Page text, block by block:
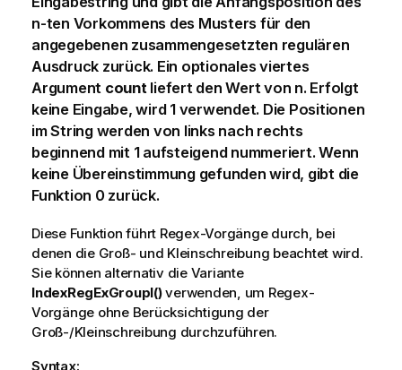
n-ten Vorkommens des Musters für den
angegebenen zusammengesetzten regulären
Ausdruck zurück. Ein optionales viertes
Argument countliefert den Wert von n. Erfolgt
keine Eingabe, wird 1 verwendet. Die Positionen
im String werden von links nach rechts
beginnend mit 1 aufsteigend nummeriert. Wenn
keine Übereinstimmung gefunden wird, gibt die
Funktion 0 zurück.
Diese Funktion führt Regex-Vorgänge durch, bei
denen die Groß- und Kleinschreibung beachtet wird.
Sie können alternativ die Variante
IndexRegExGroupI()verwenden, um Regex-
Vorgänge ohne Berücksichtigung der
Groß-/Kleinschreibung durchzuführen.
Syntax: